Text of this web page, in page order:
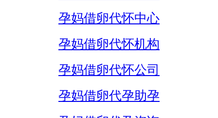
孕妈借卵代怀中心
孕妈借卵代怀机构
孕妈借卵代怀公司
孕妈借卵代孕助孕